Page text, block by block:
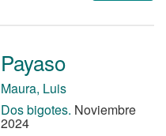
Payaso
Maura, Luis
Dos bigotes. Noviembre
2024